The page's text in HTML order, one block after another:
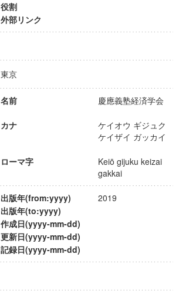
役割
外部リンク
東京
名前 慶應義塾経済学会
カナ
ケイオウ ギジュク
ケイザイ ガッカイ
ローマ字
Keiō gijuku keizai
gakkai
出版年(from:yyyy)
2019
出版年(to:yyyy)
作成日(yyyy-mm-dd)
更新日(yyyy-mm-dd)
記録日(yyyy-mm-dd)